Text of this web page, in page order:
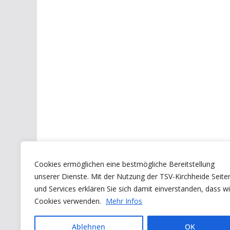
Cookies ermöglichen eine bestmögliche Bereitstellung
unserer Dienste. Mit der Nutzung der TSV-Kirchheide
und Services erklären Sie sich damit einverstanden, dass
Cookies verwenden. Mehr Infos
Ablehnen OK